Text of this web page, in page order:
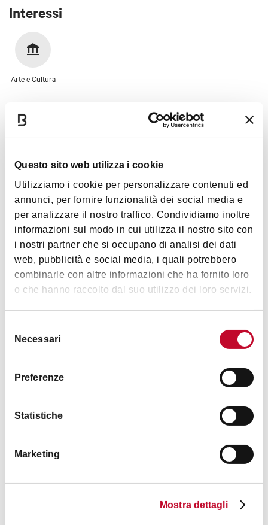
Questo sito web utilizza i cookie
Utilizziamo i cookie per personalizzare contenuti ed
annunci, per fornire funzionalità dei social media e
per analizzare il nostro traffico. Condividiamo inoltre
informazioni sul modo in cui utilizza il nostro sito con
i nostri partner che si occupano di analisi dei dati
web, pubblicità e social media, i quali potrebbero
combinarle con altre informazioni che ha fornito loro
o che hanno raccolto dal suo utilizzo dei loro servizi.
delNecessari
Preferenze
Statistiche
Marketing
Mostra dettagli
eventi privati oltre agli eventi culturali che vi
della Villa:
Interessi
Arte e Cultura